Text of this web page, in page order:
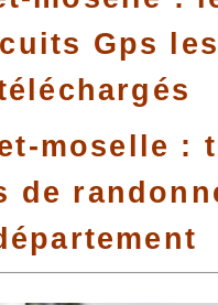
Gps
moselle :
de